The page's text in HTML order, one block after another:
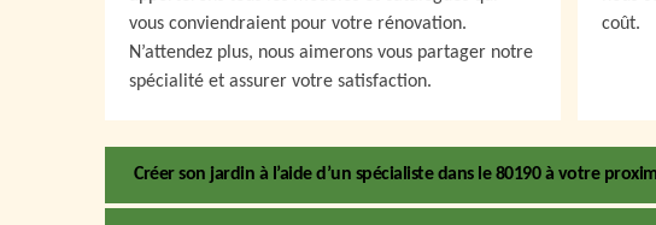
vous conviendraient pour votre rénovation.
N’attendez plus, nous aimerons vous partager notre
spécialité et assurer votre satisfaction.
coût.
Créer son jardin à l’aide d’un spécialiste dans le 80190 à votre